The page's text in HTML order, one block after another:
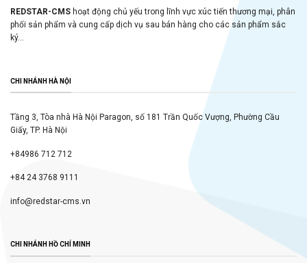
REDSTAR-CMS hoạt động chủ yếu trong lĩnh vực xúc tiến thương mại, phân
phối sản phẩm và cung cấp dịch vụ sau bán hàng cho các sản phẩm sắc
ký...
CHI NHÁNH HÀ NỘI
Tầng 3, Tòa nhà Hà Nội Paragon, số 181 Trần Quốc Vượng, Phường Cầu
Giấy, TP. Hà Nội
+84986 712 712
+84 24 3768 9111
info@redstar-cms.vn
CHI NHÁNH HỒ CHÍ MINH